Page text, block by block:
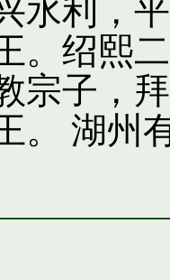
水利，
。绍熙
宗子，
。 湖州